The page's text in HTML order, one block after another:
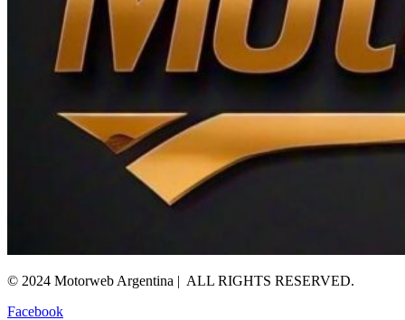
© 2024 Motorweb Argentina | ALL RIGHTS RESERVED.
Facebook